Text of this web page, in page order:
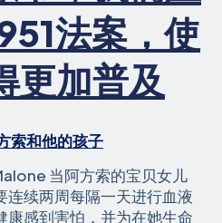
法案，使
更加普及
当阿方索的宝贝女儿
连续两周每隔一天进行血液
康感到害怕，并为在她生命